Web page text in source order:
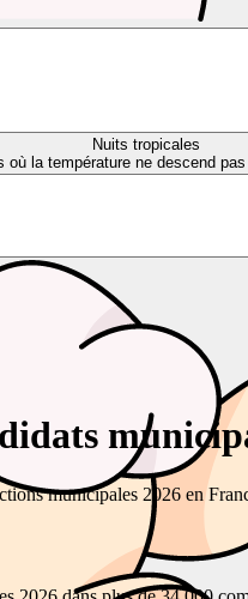
Nuits tropicales
où la température ne descend
municipales 2026 en